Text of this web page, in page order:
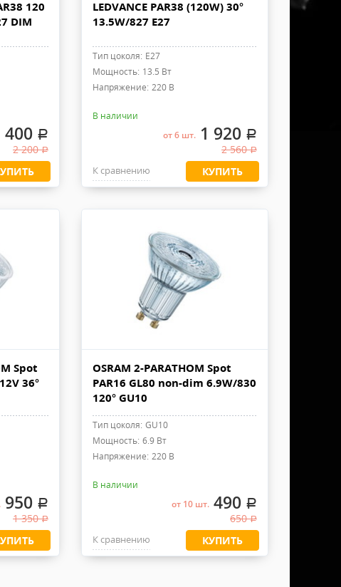
120
DIM
400 .
2 200.
LEDVANCE PAR38 (120W) 30°
13.5W/827 E27
Тип цоколя: E27
Мощность: 13.5 Вт
Напряжение: 220 В
В наличии
от 6 шт.1 920 .
2 560.
К сравнению КУПИТЬ
Spot
36°
950 .
1 350.
OSRAM 2-PARATHOM Spot
PAR16 GL80 non-dim 6.9W/830
120° GU10
Тип цоколя: GU10
Мощность: 6.9 Вт
Напряжение: 220 В
В наличии
от 10 шт.490 .
650.
К сравнению КУПИТЬ